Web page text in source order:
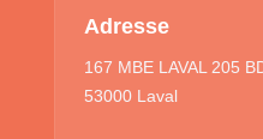
Adresse
167 MBE LAVAL 205
53000 Laval